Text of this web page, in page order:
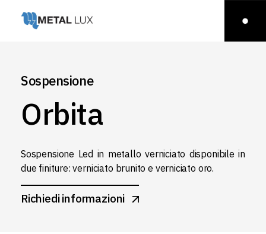
Sospensione
Orbita
Sospensione Led in metallo verniciato disponibile in
due finiture: verniciato brunito e verniciato oro.
Richiedi informazioni